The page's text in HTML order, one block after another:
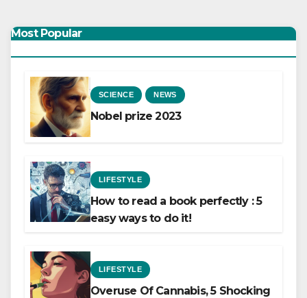
Most Popular
SCIENCE NEWS
Nobel prize 2023
LIFESTYLE
How to read a book perfectly : 5
easy ways to do it!
LIFESTYLE
Overuse Of Cannabis, 5 Shocking